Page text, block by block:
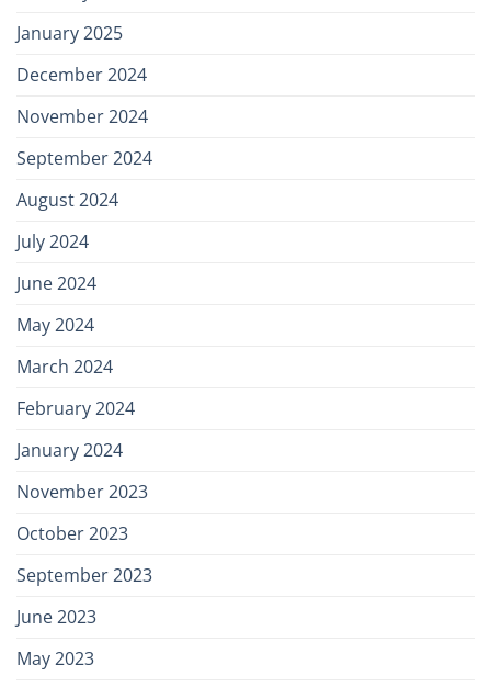
January 2025
December 2024
November 2024
September 2024
August 2024
July 2024
June 2024
May 2024
March 2024
February 2024
January 2024
November 2023
October 2023
September 2023
June 2023
May 2023